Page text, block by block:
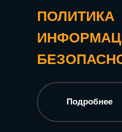
Подробнее
ПОЛИТИКА